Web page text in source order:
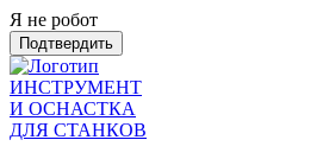
Я не робот
Подтвердить
ИНСТРУМЕНТ
И ОСНАСТКА
ДЛЯ СТАНКОВ